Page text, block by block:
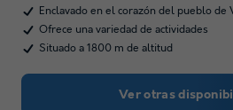
Enclavado en el corazón del pueblo de
Ofrece una variedad de actividades
Situado a 1800 m de altitud
Ver otras